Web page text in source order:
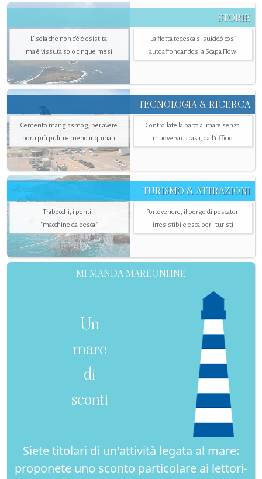
STORIE
L’isola che non c'è è esistita
ma è vissuta solo cinque mesi
La flotta tedesca si suicidò così
autoaffondandosi a Scapa Flow
TECNOLOGIA & RICERCA
Cemento mangiasmog, per avere
porti più puliti e meno inquinati
Controllate la barca al mare senza
muovervi da casa, dall’ufficio
TURISMO & ATTRAZIONI
Trabocchi, i pontili
"macchine da pesca"
Portovenere, il borgo di pescatori
irresistibile esca per i turisti
MI MANDA MAREONLINE
Un
mare
di
sconti
Siete titolari di un'attività legata al mare:
proponete uno sconto particolare ai lettori-